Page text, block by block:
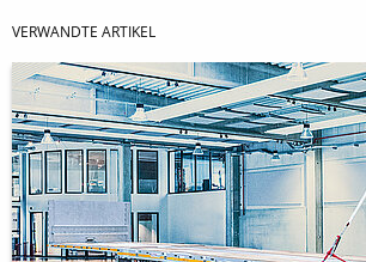
VERWANDTE ARTIKEL